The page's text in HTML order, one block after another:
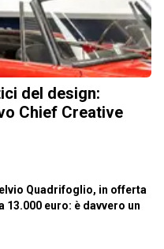
del design:
Chief Creative
Quadrifoglio, in offerta
13.000 euro: è davvero un